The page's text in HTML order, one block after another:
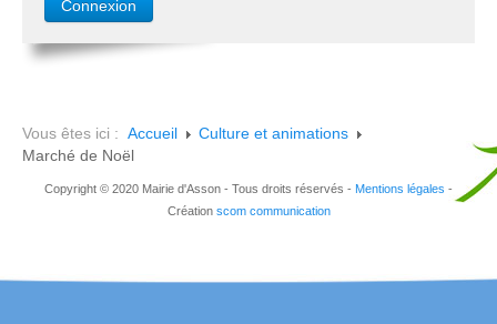
Vous êtes ici : Accueil
Culture et animations
Marché de Noël
Copyright © 2020 Mairie d'Asson - Tous droits réservés - Mentions légales -
Création scom communication